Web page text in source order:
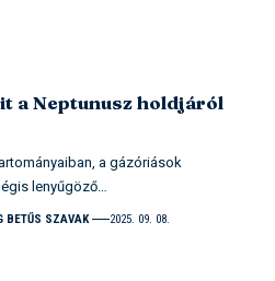
a Neptunusz holdjáról
a gázóriások
lenyűgöző…
BETŰS SZAVAK 2025. 09. 08.